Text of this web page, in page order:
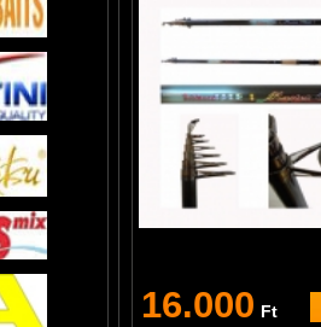
16.000 Ft